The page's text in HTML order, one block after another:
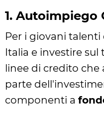
1. Autoimpiego
Per i giovani
Italia e investire
linee di credito che
parte
componenti a